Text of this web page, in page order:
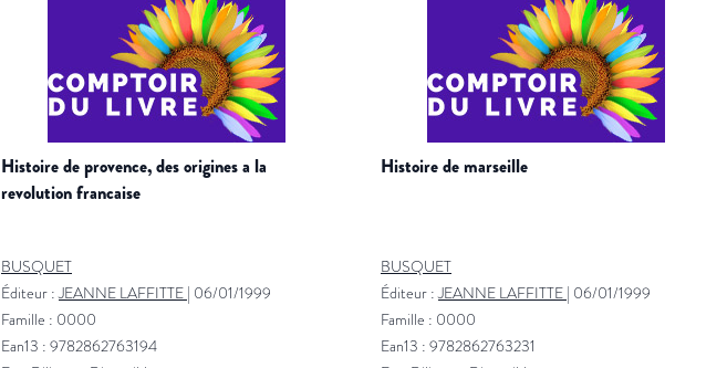
histoire de provence, des origines a la
revolution francaise
BUSQUET
Éditeur :JEANNE LAFFITTE | 06/01/1999
Famille : 0000
Ean13 : 9782862763194
histoire de marseille
BUSQUET
Éditeur :JEANNE LAFFITTE | 06/01/1999
Famille : 0000
Ean13 : 9782862763231